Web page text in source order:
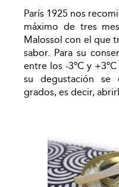
París 1925 nos
máximo de tres
Malossol con el que
sabor. Para su
entre los -3ºC y
su degustación se
grados, es decir,